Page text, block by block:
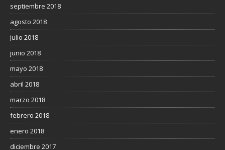
septiembre 2018
agosto 2018
julio 2018
junio 2018
mayo 2018
abril 2018
marzo 2018
febrero 2018
enero 2018
diciembre 2017